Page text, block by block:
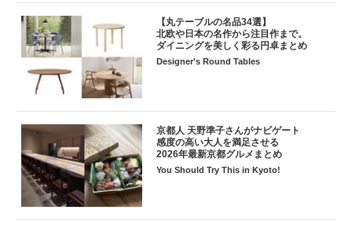
【丸テーブルの名品34選】
北欧や日本の名作から注目作まで。
ダイニングを美しく彩る円卓まとめ
Designer's Round Tables
京都人 天野準子さんがナビゲート
感度の高い大人を満足させる
2026年最新京都グルメまとめ
You Should Try This in Kyoto!